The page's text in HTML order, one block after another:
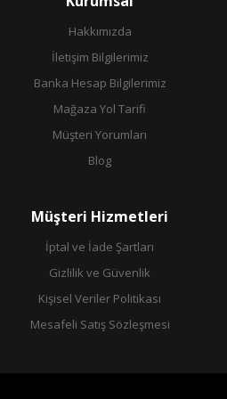
Hakkımızda
İletişim Bilgilerimiz
Banka Hesap Bilgilerimiz
Mağaza Yol Tarifi
Müşteri Yorumları
Blog
Müşteri Hizmetleri
İptal ve İade Şartları
Gizlilik ve Güvenlik
Kişisel Veriler Politikası
Mesafeli Satış Sözleşmesi